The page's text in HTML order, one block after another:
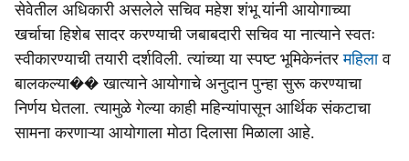
सेवेतील अधिकारी असलेले सचिव महेश शंभू यांनी आयोगाच्या
खर्चाचा हिशेब सादर करण्याची जबाबदारी सचिव या नात्याने स्वतः
स्वीकारण्याची तयारी दर्शविली. त्यांच्या या स्पष्ट भूमिकेनंतरमहिलाव
बालकल्या�� खात्याने आयोगाचे अनुदान पुन्हा सुरू करण्याचा
निर्णय घेतला. त्यामुळे गेल्या काही महिन्यांपासून आर्थिक संकटाचा
सामना करणाऱ्या आयोगाला मोठा दिलासा मिळाला आहे.